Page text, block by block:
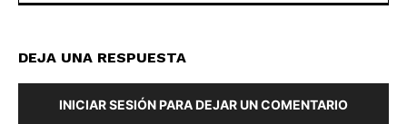
DEJA UNA RESPUESTA
INICIAR SESIÓN PARA DEJAR UN COMENTARIO